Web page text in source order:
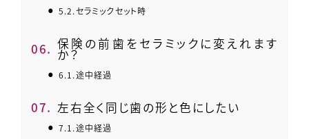
5.2.セラミックセット時
6. 保険の前歯をセラミックに変えれます
か？
6.1.途中経過
7. 左右全く同じ歯の形と色にしたい
7.1.途中経過